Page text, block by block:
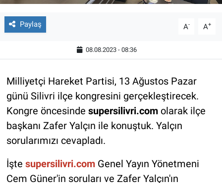
Paylaş A- A+
08.08.2023 - 08:36
Milliyetçi Hareket Partisi, 13 Ağustos Pazar
günü Silivri ilçe kongresini gerçekleştirecek.
Kongre öncesinde supersilivri.comolarak ilçe
başkanı Zafer Yalçın ile konuştuk. Yalçın
sorularımızı cevapladı.
İşte supersilivri.comGenel Yayın Yönetmeni
Cem Güner'in soruları ve Zafer Yalçın'ın